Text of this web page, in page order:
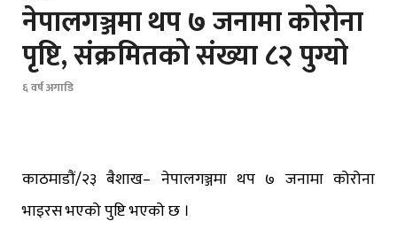
नेपालगञ्जमा थप ७ जनामा कोरोना
पृष्टि, संक्रमितको संख्या ८२ पुग्यो
६ वर्ष अगाडि
काठमाडौं/२३ बैशाख– नेपालगञ्जमा थप ७ जनामा कोरोना
भाइरस भएको पुष्टि भएको छ ।